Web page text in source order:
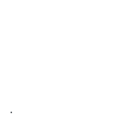
.